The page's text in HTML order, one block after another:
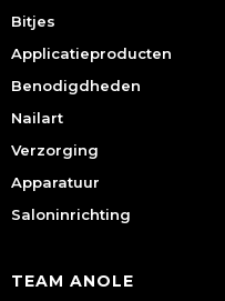
Bitjes
Applicatieproducten
Benodigdheden
Nailart
Verzorging
Apparatuur
Saloninrichting
TEAM ANOLE